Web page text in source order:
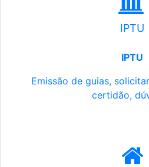
IPTU
IPTU
Emissão de guias,
certidão,